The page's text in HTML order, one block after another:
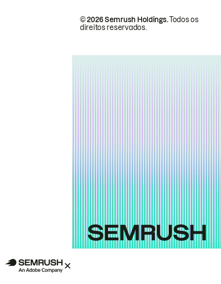
© 2026 Semrush Holdings.Todos os
direitos reservados.